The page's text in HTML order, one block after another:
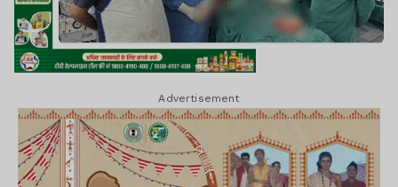
Advertisement